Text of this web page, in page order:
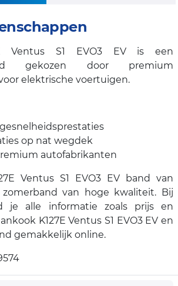
Ventus S1 EVO3 EV is een
gekozen door premium
elektrische voertuigen.
op nat wegdek
autofabrikanten
Ventus S1 EVO3 EV band van
van hoge kwaliteit. Bij
je alle informatie zoals prijs en
K127E Ventus S1 EVO3 EV en
gemakkelijk online.